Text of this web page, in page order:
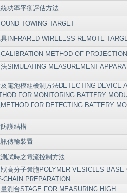
功率平衡評估方法
TOWING TARGET
INFRARED WIRELESS REMOTE
METHOD OF
SIMULATING MEASUREMENT
電池模組檢測方法DETECTING DEVICE
FOR MONITORING BATTERY
FOR DETECTING BATTERY
護結構
傳輸裝置
試時之電流控制方法
高分子囊胞POLYMER VESICLES BASE
CHAIN PREPARATION
測台STAGE FOR MEASURING HIGH